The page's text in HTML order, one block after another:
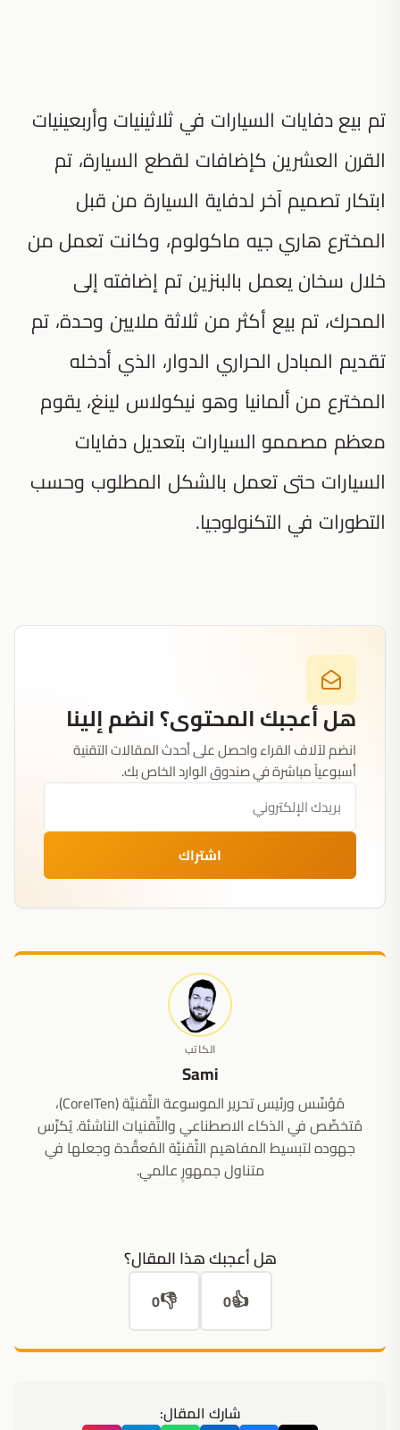
تم بيع دفايات السيارات في ثلاثينيات وأربعينيات
القرن العشرين كإضافات لقطع السيارة، تم
ابتكار تصميم آخر لدفاية السيارة من قبل
المخترع هاري جيه ماكولوم، وكانت تعمل من
خلال سخان يعمل بالبنزين تم إضافته إلى
المحرك، تم بيع أكثر من ثلاثة ملايين وحدة، تم
تقديم المبادل الحراري الدوار، الذي أدخله
المخترع من ألمانيا وهو نيكولاس لينغ، يقوم
معظم مصممو السيارات بتعديل دفايات
السيارات حتى تعمل بالشكل المطلوب وحسب
التطورات في التكنولوجيا.
هل أعجبك المحتوى؟ انضم إلينا
انضم لآلاف القراء واحصل على أحدث المقالات التقنية
أسبوعياً مباشرة في صندوق الوارد الخاص بك.
اشتراك
الكاتب
Sami
مُؤسِّس ورئيس تحرير الموسوعة التِّقنيَّة (CoreITen)،
مُتخصِّص في الذكاء الاصطناعي والتِّقنيات الناشئة. يُكرِّس
جهوده لتبسيط المفاهيم التِّقنيَّة المُعقَّدة وجعلها في
متناول جمهورٍ عالمي.
هل أعجبك هذا المقال؟
👍
0
👎
0
شارك المقال: